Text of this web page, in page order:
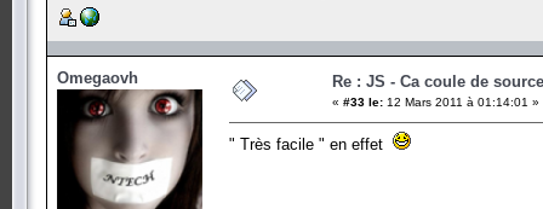
Omegaovh Re : JS - Ca coule de source
« #33 le: 12 Mars 2011 à 01:14:01 »
" Très facile " en effet